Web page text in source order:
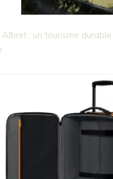
Albret : un tourisme